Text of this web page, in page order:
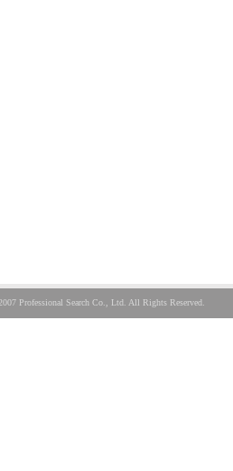
Professional Search Co., Ltd. All Rights Reserved.